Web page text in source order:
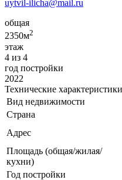
uytvil-ilicha@mail.ru
общая
2350м2
этаж
4 из 4
год постройки
2022
Технические
Вид недвижимости
Страна
Адрес
Площадь (общая/жилая/
кухни)
Год постройки